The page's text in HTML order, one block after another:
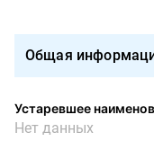
Общая
Устаревшее
Нет данных